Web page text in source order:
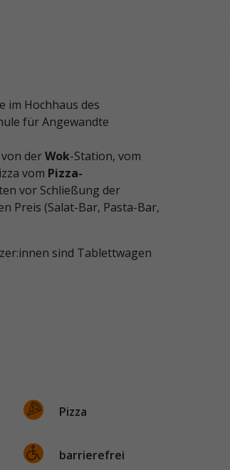
im Hochhaus des
für Angewandte
derWok-Station, vom
vom Pizza-
vor Schließung der
Preis (Salat-Bar, Pasta-Bar,
sind Tablettwagen
Pizza
barrierefrei